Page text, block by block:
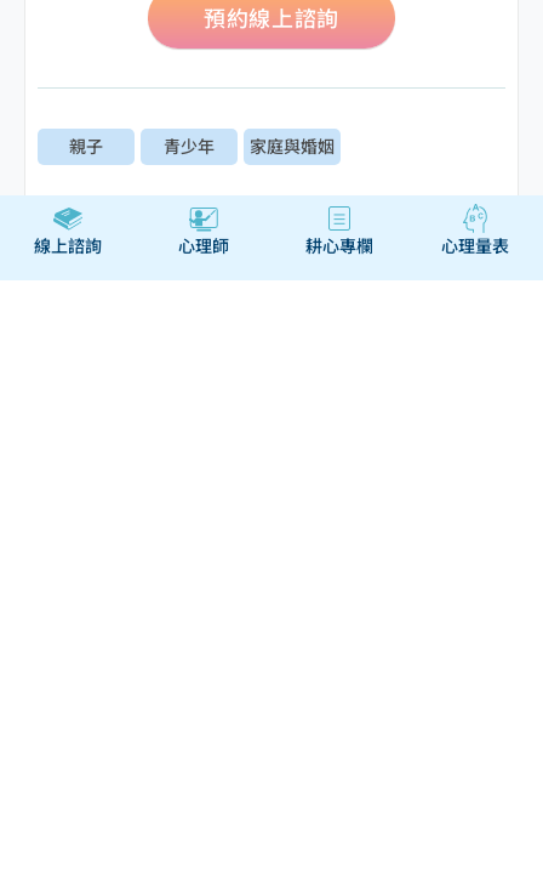
預約線上諮詢
親子 青少年 家庭與婚姻
線上諮詢 心理師 耕心專欄 心理量表